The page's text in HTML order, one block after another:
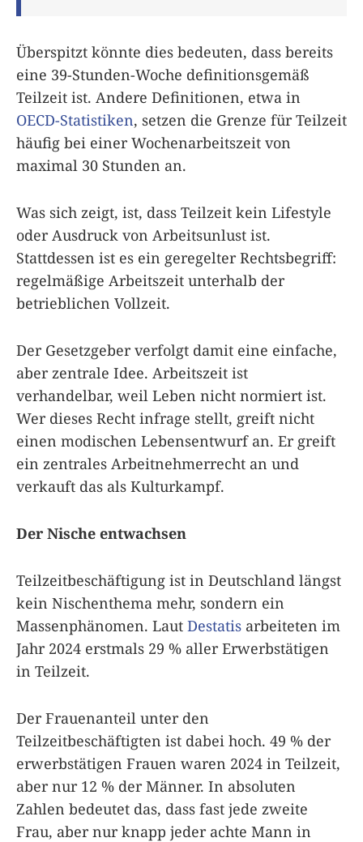
Überspitzt könnte dies bedeuten, dass bereits
eine 39-Stunden-Woche definitionsgemäß
Teilzeit ist. Andere Definitionen, etwa in
OECD-Statistiken, setzen die Grenze für Teilzeit
häufig bei einer Wochenarbeitszeit von
maximal 30 Stunden an.
Was sich zeigt, ist, dass Teilzeit kein Lifestyle
oder Ausdruck von Arbeitsunlust ist.
Stattdessen ist es ein geregelter Rechtsbegriff:
regelmäßige Arbeitszeit unterhalb der
betrieblichen Vollzeit.
Der Gesetzgeber verfolgt damit eine einfache,
aber zentrale Idee. Arbeitszeit ist
verhandelbar, weil Leben nicht normiert ist.
Wer dieses Recht infrage stellt, greift nicht
einen modischen Lebensentwurf an. Er greift
ein zentrales Arbeitnehmerrecht an und
verkauft das als Kulturkampf.
Der Nische entwachsen
Teilzeitbeschäftigung ist in Deutschland längst
kein Nischenthema mehr, sondern ein
Massenphänomen. Laut Destatis arbeiteten im
Jahr 2024 erstmals 29 % aller Erwerbstätigen
in Teilzeit.
Der Frauenanteil unter den
Teilzeitbeschäftigten ist dabei hoch. 49 % der
erwerbstätigen Frauen waren 2024 in Teilzeit,
aber nur 12 % der Männer. In absoluten
Zahlen bedeutet das, dass fast jede zweite
Frau, aber nur knapp jeder achte Mann in